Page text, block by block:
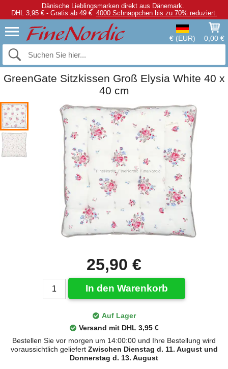
Dänische Lieblingsmarken direkt aus Dänemark.
DHL 3,95 € - Gratis ab 49 €. 4000 Schnäppchen bis zu 70% reduziert.
€ (EUR) 0,00 €
GreenGate Sitzkissen Groß Elysia White 40 x
40 cm
25,90 €
In den Warenkorb
Auf Lager
Versand mit DHL 3,95 €
Bestellen Sie vor morgen um 14:00:00 und Ihre Bestellung wird
voraussichtlich geliefert Zwischen Dienstag d. 11. August und
Donnerstag d. 13. August